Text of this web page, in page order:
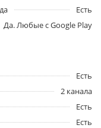
Есть
Да. Любые с Google Play
Есть
2 канала
Есть
Есть